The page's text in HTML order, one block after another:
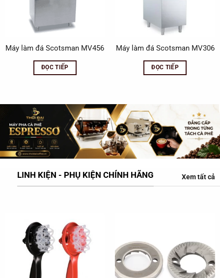
Máy làm đá Scotsman MV456
ĐỌC TIẾP
Máy làm đá Scotsman MV306
ĐỌC TIẾP
LINH KIỆN - PHỤ KIỆN CHÍNH HÃNG Xem tất cả